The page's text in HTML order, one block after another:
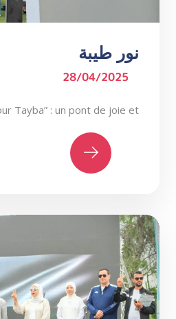
نور طيبة
28/04/2025
Tayba” : un pont de joie et […]